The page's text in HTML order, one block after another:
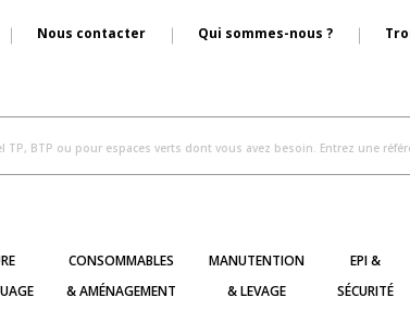
Nous contacter Qui sommes-nous ?
CONSOMMABLES
& AMÉNAGEMENT
MANUTENTION
& LEVAGE
EPI &
SÉCURITÉ